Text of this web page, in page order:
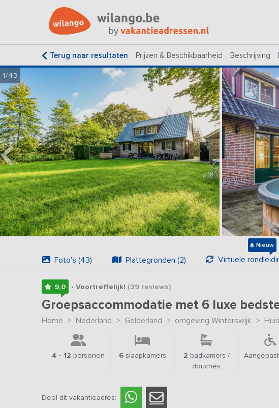
Terug naar resultaten Prijzen & Beschikbaarheid Beschrijving
1/43
Foto's (43) Plattegronden (2) Virtuele
Nieuw
9,0 • Voortreffelijk! (39reviews)
Groepsaccommodatie met 6 luxe
Home > Nederland > Gelderland > omgeving Winterswijk >
4 - 12 personen 6slaapkamers 2 badkamers /
douches
Deel dit vakantieadres: